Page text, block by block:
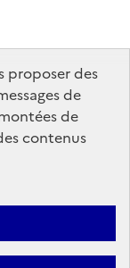
proposer des
de
de
contenus
générale de